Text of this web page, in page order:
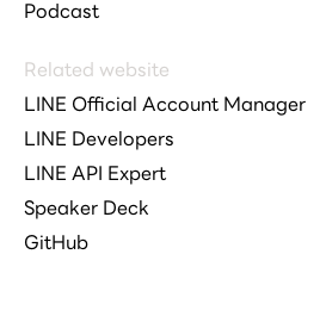
Podcast
Related website
LINE Official Account Manager
LINE Developers
LINE API Expert
Speaker Deck
GitHub